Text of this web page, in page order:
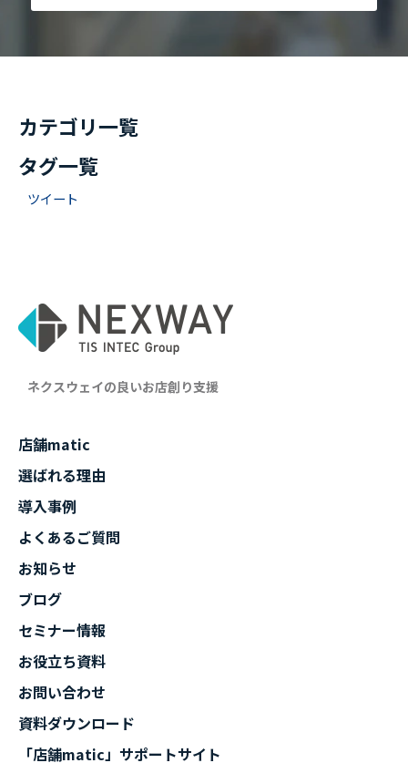
カテゴリ一覧
タグ一覧
ツイート
ネクスウェイの良いお店創り支援
店舗matic
選ばれる理由
導入事例
よくあるご質問
お知らせ
ブログ
セミナー情報
お役立ち資料
お問い合わせ
資料ダウンロード
「店舗matic」サポートサイト